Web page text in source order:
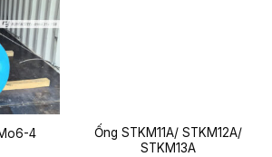
4
Ống STKM11A/ STKM12A/
STKM13A